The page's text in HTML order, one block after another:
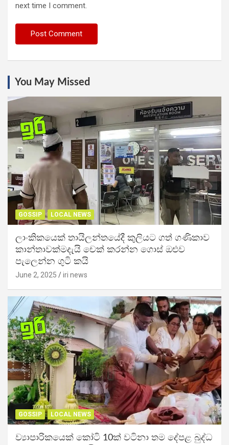
next time I comment.
You May Missed
GOSSIP LOCAL NEWS
ලාංකිකයෙක් තායිලන්තයේදී කුලියට ගත් ගණිකාව
කාන්තාවක්මදැයි චෙක් කරන්න ගොස් ඔළුව
පැලෙන්න ගුටි කයි
June 2, 2025 iri news
GOSSIP LOCAL NEWS
ව්‍යාපාරිකයෙක් කෝටි 10ක් වටිනා තම දේපළ බුද්ධ